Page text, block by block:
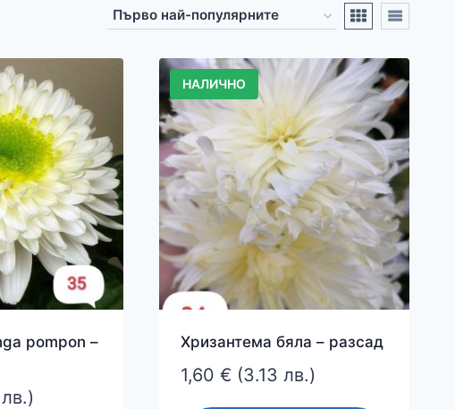
pompon –
НАЛИЧНО
Хризантема бяла – разсад
1,60 € (3.13 лв.)